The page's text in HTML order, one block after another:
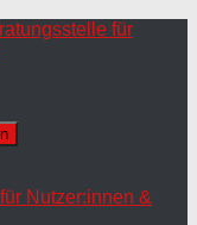
Nutzer:innen &